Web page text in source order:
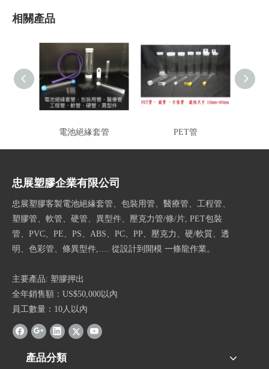
相關產品
電池絕緣套管 PET管
忠展塑膠企業有限公司
忠展塑膠客製電池絕緣套管、包裝用管、醫療管、工程管、
塑膠管、軟管、硬管、異型件、壓克力管/條/片, PET包裝
管、PVC、PE、PS、ABS、PC、PP、壓克力、硬/軟質、透
明、色彩管、條異型件,…. 從設計到開模 一條龍作業。
主要產品: 塑膠押出
全年銷售額：US$50,000以內
員工數量：10人以內
產品分類